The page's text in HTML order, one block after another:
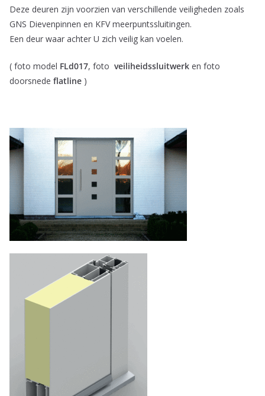
Deze deuren zijn voorzien van verschillende veiligheden zoals
GNS Dievenpinnen en KFV meerpuntssluitingen.
Een deur waar achter U zich veilig kan voelen.
( foto model FLd017, foto veiliheidssluitwerk en foto
doorsnede flatline )